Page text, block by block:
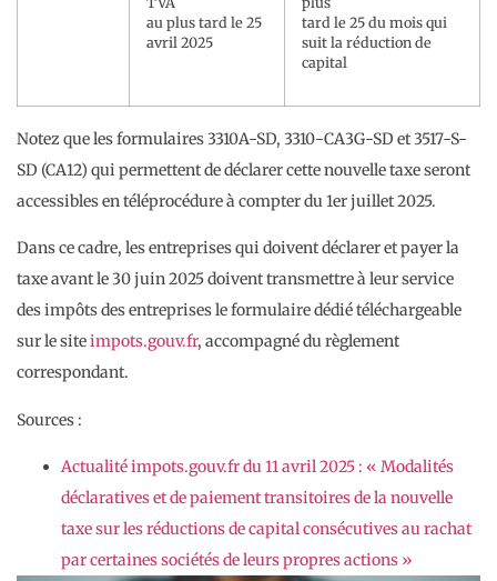
au plus tard le 25
avril 2025
tard le 25 du mois qui
suit la réduction de
capital
Notez que les formulaires 3310A-SD, 3310-CA3G-SD et 3517-S-
SD (CA12) qui permettent de déclarer cette nouvelle taxe seront
accessibles en téléprocédure à compter du 1er juillet 2025.
Dans ce cadre, les entreprises qui doivent déclarer et payer la
taxe avant le 30 juin 2025 doivent transmettre à leur service
des impôts des entreprises le formulaire dédié téléchargeable
sur le siteimpots.gouv.fr, accompagné du règlement
correspondant.
Sources :
Actualité impots.gouv.fr du 11 avril 2025 : « Modalités
déclaratives et de paiement transitoires de la nouvelle
taxe sur les réductions de capital consécutives au rachat
par certaines sociétés de leurs propres actions »